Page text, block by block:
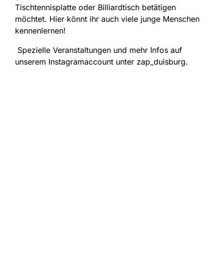
Tischtennisplatte oder Billiardtisch betätigen
möchtet. Hier könnt ihr auch viele junge Menschen
kennenlernen!
Spezielle Veranstaltungen und mehr Infos auf
unserem Instagramaccount unter zap_duisburg.